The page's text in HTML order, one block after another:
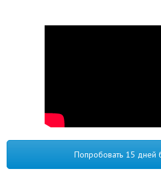
Попробовать 15 дней